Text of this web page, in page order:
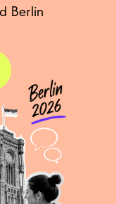
Berlin